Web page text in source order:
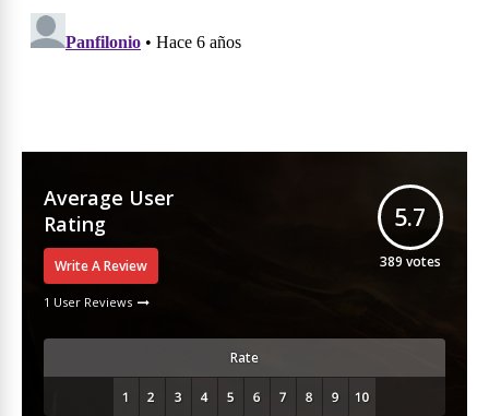
Average User
Rating
Write A Review
1 User Reviews
5.7
389 votes
Rate